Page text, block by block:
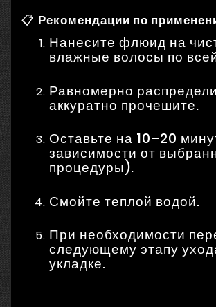
📋 Рекомендации по
Нанесите флюид на
влажные волосы по
Равномерно
аккуратно прочешите.
Оставьте на 10–20
зависимости от
процедуры).
Смойте теплой водой.
При необходимости
следующему этапу
укладке.